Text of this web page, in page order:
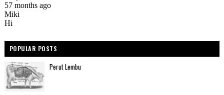
POPULAR POSTS
Perut Lembu